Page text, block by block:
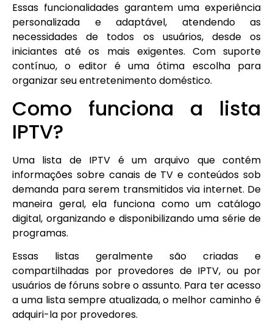
Essas funcionalidades garantem uma experiência
personalizada e adaptável, atendendo as
necessidades de todos os usuários, desde os
iniciantes até os mais exigentes. Com suporte
contínuo, o editor é uma ótima escolha para
organizar seu entretenimento doméstico.
Como funciona a lista
IPTV?
Uma lista de IPTV é um arquivo que contém
informações sobre canais de TV e conteúdos sob
demanda para serem transmitidos via internet. De
maneira geral, ela funciona como um catálogo
digital, organizando e disponibilizando uma série de
programas.
Essas listas geralmente são criadas e
compartilhadas por provedores de IPTV, ou por
usuários de fóruns sobre o assunto. Para ter acesso
a uma lista sempre atualizada, o melhor caminho é
adquiri-la por provedores.